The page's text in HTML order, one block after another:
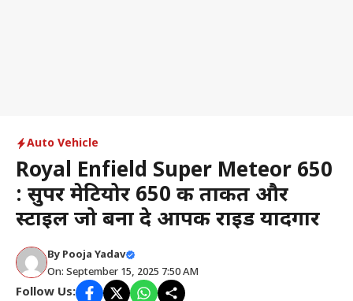
Auto Vehicle
Royal Enfield Super Meteor 650
: सुपर मेटियोर 650 की ताकत और
स्टाइल जो बना दे आपकी राइड यादगार
By Pooja Yadav
On: September 15, 2025 7:50 AM
Follow Us: